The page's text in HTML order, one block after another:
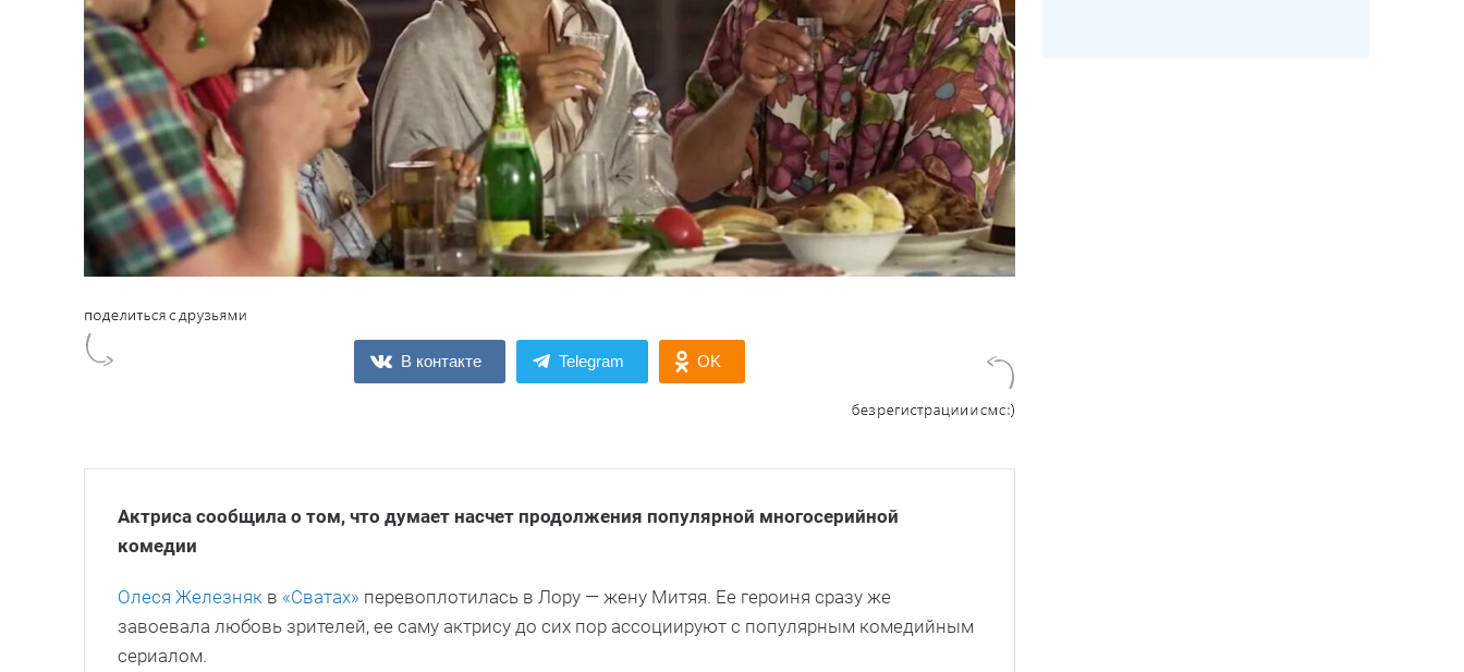
В контакте Telegram OK
Актриса сообщила о том, что думает насчет продолжения популярной многосерийной
комедии
Олеся Железняк в «Сватах» перевоплотилась в Лору — жену Митяя. Ее героиня сразу же
завоевала любовь зрителей, ее саму актрису до сих пор ассоциируют с популярным комедийным
сериалом.